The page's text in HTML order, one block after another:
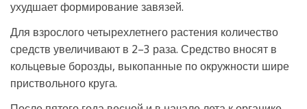
ухудшает формирование завязей.
Для взрослого четырехлетнего растения количество
средств увеличивают в 2–3 раза. Средство вносят в
кольцевые борозды, выкопанные по окружности шире
приствольного круга.